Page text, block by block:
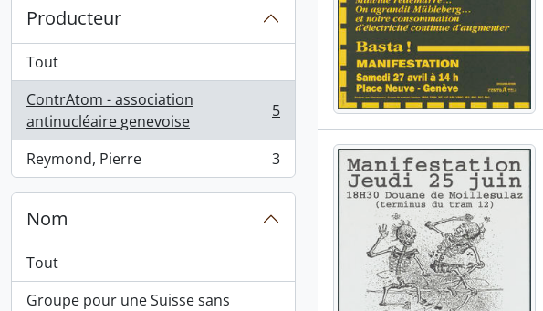
Producteur
Tout
ContrAtom - association
antinucléaire genevoise
, 5 résultats 5
Reymond, Pierre
, 3 résultats 3
Nom
Tout
Groupe pour une Suisse sans